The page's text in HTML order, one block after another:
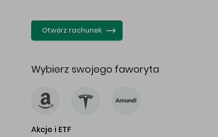
Otwórz rachunek
Wybierz swojego faworyta
Akcje i ETF